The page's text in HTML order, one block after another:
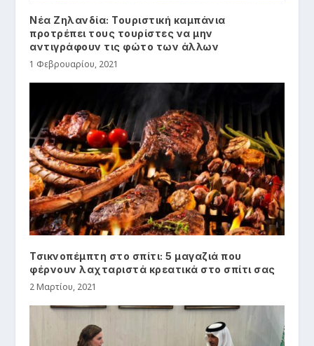
Νέα Ζηλανδία: Τουριστική καμπάνια
προτρέπει τους τουρίστες να μην
αντιγράφουν τις φώτo των άλλων
1 Φεβρουαρίου, 2021
Τσικνοπέμπτη στο σπίτι: 5 μαγαζιά που
φέρνουν λαχταριστά κρεατικά στο σπίτι σας
2 Μαρτίου, 2021